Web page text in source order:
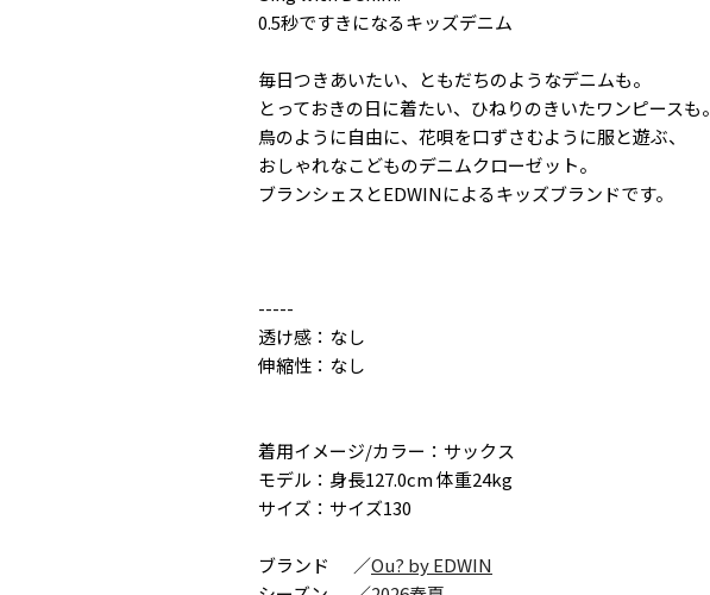
0.5秒ですきになるキッズデニム
毎日つきあいたい、ともだちのようなデニムも。
とっておきの日に着たい、ひねりのきいたワンピースも。
鳥のように自由に、花唄を口ずさむように服と遊ぶ、
おしゃれなこどものデニムクローゼット。
ブランシェスとEDWINによるキッズブランドです。
-----
透け感：なし
伸縮性：なし
着用イメージ/カラー：サックス
モデル：身長127.0cm 体重24kg
サイズ：サイズ130
ブランド ／Ou? by EDWIN